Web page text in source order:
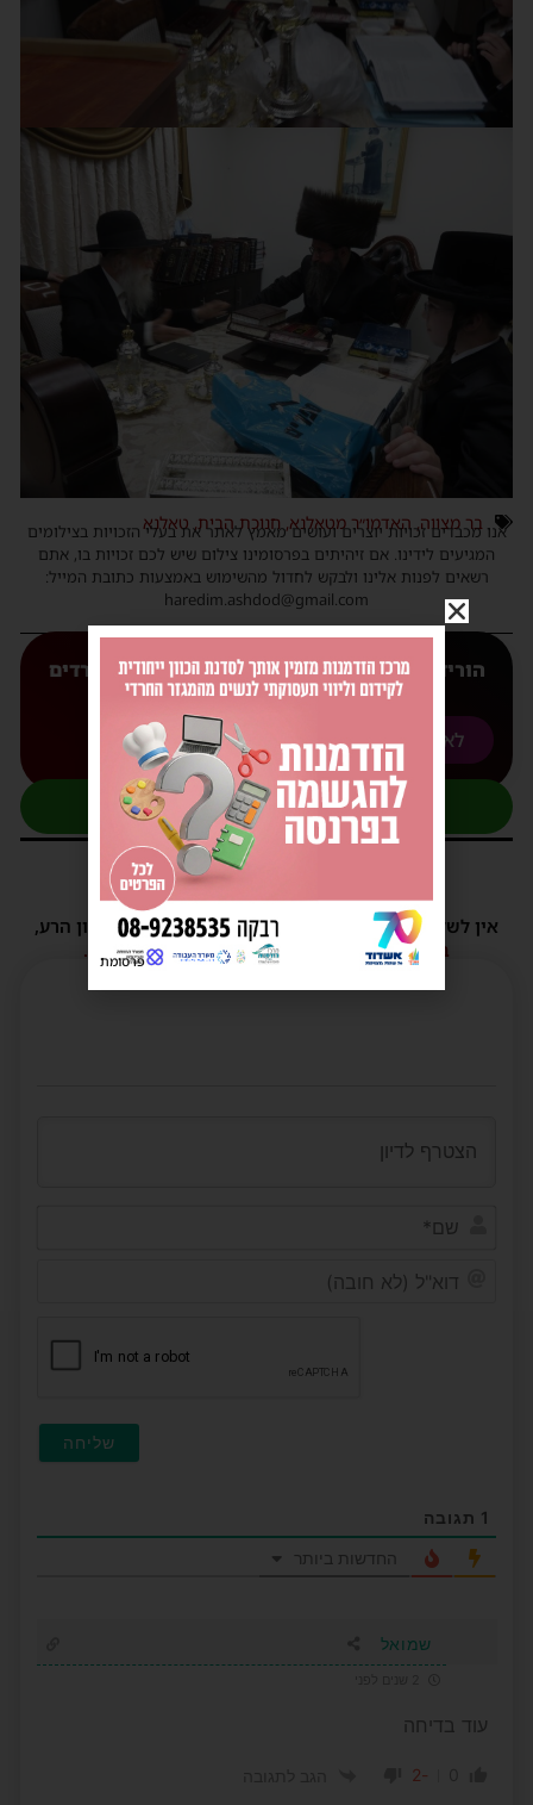
בר מצווה,האדמו״ר מטאלנא,חנוכת הבית, טאלנא
אנו מכבדים זכויות יוצרים ועושים מאמץ לאתר את בעלי הזכויות בצילומים
המגיעים לידינו. אם זיהיתים בפרסומינו צילום שיש לכם זכויות בו, אתם
רשאים לפנות אלינו ולבקש לחדול מהשימוש באמצעות כתובת המייל:
haredim.ashdod@gmail.com
הורידו עכשיו את האפליקצייה המובילה של 'חרדים
אשדוד' אליכם לנייד
לאנדורואיד
לאפל
להצטרפות לקבוצת העדכונים בוואטסאפ
1 תגובות
אין לשלוח תגובות שאינם הולמות או מכילות דברי לשון הרע,
הסתה ורכילות.
במידה ולא ניתן להגיב - הכתבה סגורה לתגובות.
1 תגובה
החדשות ביותר
שמואל
עוד בדיחה
-2
פרסומת